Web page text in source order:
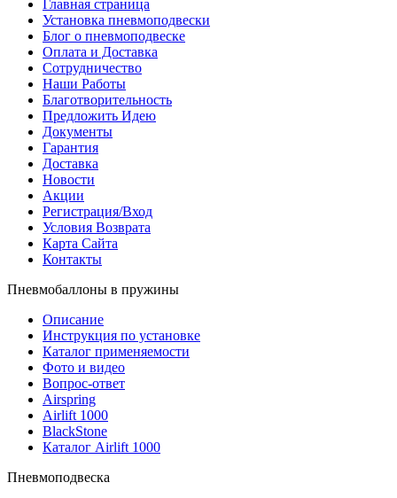
Главная страница
Установка пневмоподвески
Блог о пневмоподвеске
Оплата и Доставка
Сотрудничество
Наши Работы
Благотворительность
Предложить Идею
Документы
Гарантия
Доставка
Новости
Акции
Регистрация/Вход
Условия Возврата
Карта Сайта
Контакты
Пневмобаллоны в пружины
Описание
Инструкция по установке
Каталог применяемости
Фото и видео
Вопрос-ответ
Airspring
Airlift 1000
BlackStone
Каталог Airlift 1000
Пневмоподвеска